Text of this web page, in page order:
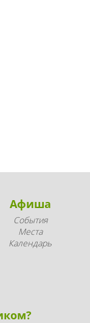
Афиша
События
Места
Календарь